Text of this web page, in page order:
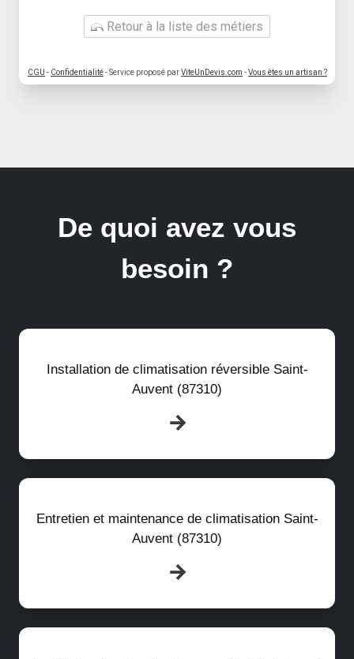
Retour à la liste des métiers
CGU - Confidentialité- Service proposé parViteUnDevis.com -Vous êtes un artisan ?
De quoi avez vous
besoin ?
Installation de climatisation réversible Saint-
Auvent (87310)
Entretien et maintenance de climatisation Saint-
Auvent (87310)